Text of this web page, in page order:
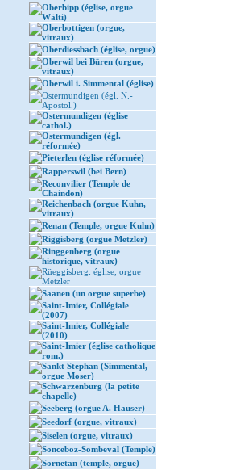
Oberbipp (église, orgue
Wälti)
Oberbottigen (orgue,
vitraux)
Oberdiessbach (église, orgue)
Oberwil bei Büren (orgue,
vitraux)
Oberwil i. Simmental (église)
Ostermundigen (égl. N.-
Apostol.)
Ostermundigen (église
cathol.)
Ostermundigen (égl.
réformée)
Pieterlen (église réformée)
Rapperswil (bei Bern)
Reconvilier (Temple de
Chaindon)
Reichenbach (orgue Kuhn,
vitraux)
Renan (Temple, orgue Kuhn)
Riggisberg (orgue Metzler)
Ringgenberg (orgue
historique, vitraux)
Rüeggisberg: église, orgue
Metzler
Saanen (un orgue superbe)
Saint-Imier, Collégiale
(2007)
Saint-Imier, Collégiale
(2010)
Saint-Imier (église catholique
rom.)
Sankt Stephan (Simmental,
orgue Moser)
Schwarzenburg (la petite
chapelle)
Seeberg (orgue A. Hauser)
Seedorf (orgue, vitraux)
Siselen (orgue, vitraux)
Sonceboz-Sombeval (Temple)
Sornetan (temple, orgue)